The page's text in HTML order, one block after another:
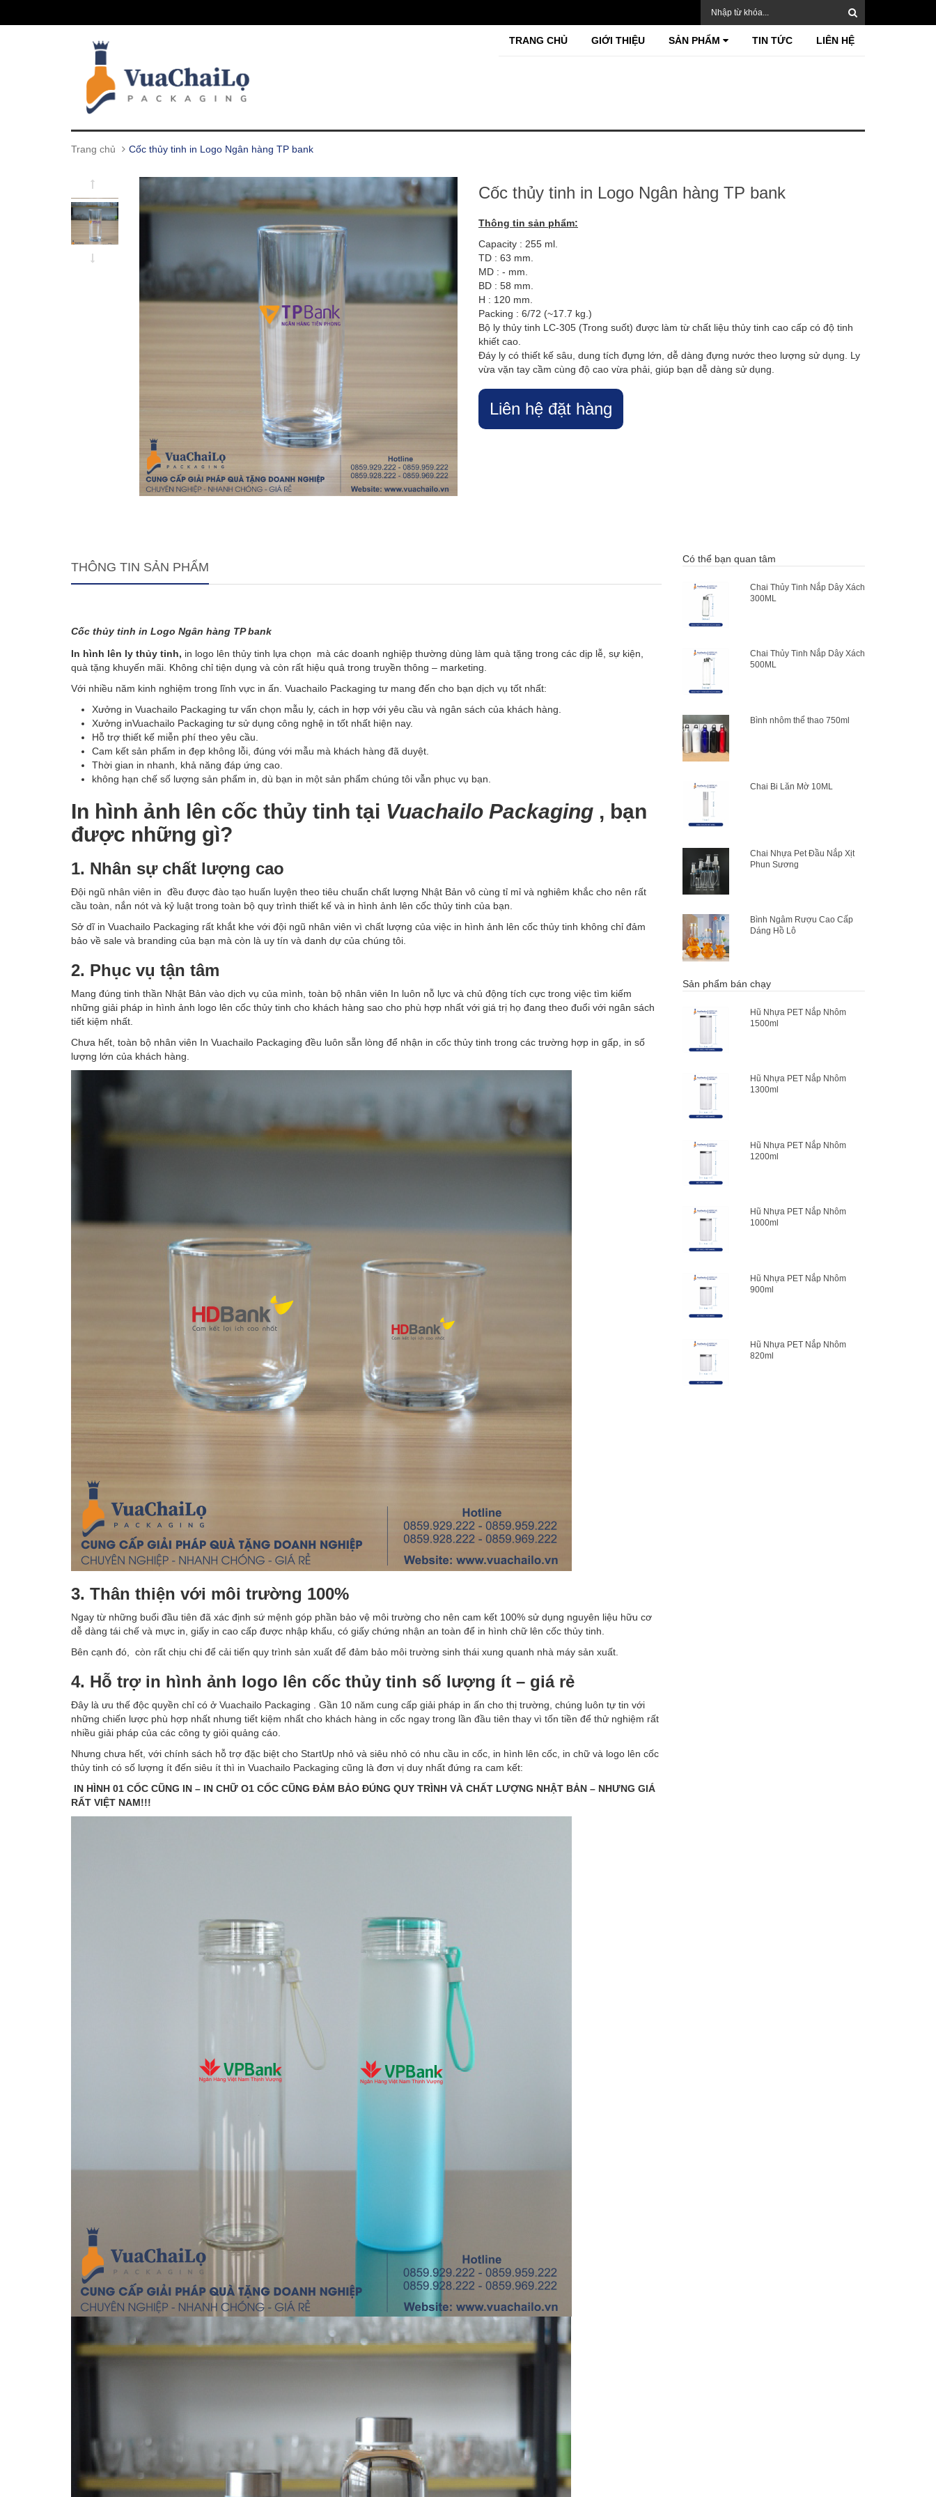
TRANG CHỦ GIỚI THIỆU SẢN PHẨM TIN TỨC LIÊN HỆ
Trang chủ Cốc thủy tinh in Logo Ngân hàng TP bank
Cốc thủy tinh in Logo Ngân hàng TP bank
Thông tin sản phẩm:
Capacity : 255 ml.
TD : 63 mm.
MD : - mm.
BD : 58 mm.
H : 120 mm.
Packing : 6/72 (~17.7 kg.)
Bộ ly thủy tinh LC-305 (Trong suốt) được làm từ chất liệu thủy tinh cao cấp có độ tinh
khiết cao.
Đáy ly có thiết kế sâu, dung tích đựng lớn, dễ dàng đựng nước theo lượng sử dụng. Ly
vừa vặn tay cầm cùng độ cao vừa phải, giúp bạn dễ dàng sử dụng.
Liên hệ đặt hàng
THÔNG TIN SẢN PHẨM
Cốc thủy tinh in Logo Ngân hàng TP bank
In hình lên ly thủy tinh, in logo lên thủy tinh lựa chọn mà các doanh nghiệp thường dùng làm quà tặng trong các dịp lễ, sự kiện,
quà tặng khuyến mãi. Không chỉ tiện dụng và còn rất hiệu quả trong truyền thông – marketing.
Với nhiều năm kinh nghiệm trong lĩnh vực in ấn. Vuachailo Packaging tư mang đến cho bạn dịch vụ tốt nhất:
Xưởng in Vuachailo Packaging tư vấn chọn mẫu ly, cách in hợp với yêu cầu và ngân sách của khách hàng.
Xưởng inVuachailo Packaging tư sử dụng công nghệ in tốt nhất hiện nay.
Hỗ trợ thiết kế miễn phí theo yêu cầu.
Cam kết sản phẩm in đẹp không lỗi, đúng với mẫu mà khách hàng đã duyệt.
Thời gian in nhanh, khả năng đáp ứng cao.
không hạn chế số lượng sản phẩm in, dù bạn in một sản phẩm chúng tôi vẫn phục vụ bạn.
In hình ảnh lên cốc thủy tinh tại Vuachailo Packaging , bạn
được những gì?
1. Nhân sự chất lượng cao
Đội ngũ nhân viên in đều được đào tạo huấn luyện theo tiêu chuẩn chất lượng Nhật Bản vô cùng tỉ mỉ và nghiêm khắc cho nên rất
cầu toàn, nắn nót và kỷ luật trong toàn bộ quy trình thiết kế và in hình ảnh lên cốc thủy tinh của bạn.
Sở dĩ in Vuachailo Packaging rất khắt khe với đội ngũ nhân viên vì chất lượng của việc in hình ảnh lên cốc thủy tinh không chỉ đảm
bảo về sale và branding của bạn mà còn là uy tín và danh dự của chúng tôi.
2. Phục vụ tận tâm
Mang đúng tinh thần Nhật Bản vào dịch vụ của mình, toàn bộ nhân viên In luôn nỗ lực và chủ động tích cực trong việc tìm kiếm
những giải pháp in hình ảnh logo lên cốc thủy tinh cho khách hàng sao cho phù hợp nhất với giá trị họ đang theo đuổi với ngân sách
tiết kiệm nhất.
Chưa hết, toàn bộ nhân viên In Vuachailo Packaging đều luôn sẵn lòng để nhận in cốc thủy tinh trong các trường hợp in gấp, in số
lượng lớn của khách hàng.
3. Thân thiện với môi trường 100%
Ngay từ những buổi đầu tiên đã xác định sứ mệnh góp phần bảo vệ môi trường cho nên cam kết 100% sử dụng nguyên liệu hữu cơ
dễ dàng tái chế và mực in, giấy in cao cấp được nhập khẩu, có giấy chứng nhận an toàn để in hình chữ lên cốc thủy tinh.
Bên cạnh đó, còn rất chịu chi để cải tiến quy trình sản xuất để đảm bảo môi trường sinh thái xung quanh nhà máy sản xuất.
4. Hỗ trợ in hình ảnh logo lên cốc thủy tinh số lượng ít – giá rẻ
Đây là ưu thế độc quyền chỉ có ở Vuachailo Packaging . Gần 10 năm cung cấp giải pháp in ấn cho thị trường, chúng luôn tự tin với
những chiến lược phù hợp nhất nhưng tiết kiệm nhất cho khách hàng in cốc ngay trong lần đầu tiên thay vì tốn tiền để thử nghiệm rất
nhiều giải pháp của các công ty giỏi quảng cáo.
Nhưng chưa hết, với chính sách hỗ trợ đặc biệt cho StartUp nhỏ và siêu nhỏ có nhu cầu in cốc, in hình lên cốc, in chữ và logo lên cốc
thủy tinh có số lượng ít đến siêu ít thì in Vuachailo Packaging cũng là đơn vị duy nhất đứng ra cam kết:
IN HÌNH 01 CỐC CŨNG IN – IN CHỮ O1 CỐC CŨNG ĐẢM BẢO ĐÚNG QUY TRÌNH VÀ CHẤT LƯỢNG NHẬT BẢN – NHƯNG GIÁ
RẤT VIỆT NAM!!!
Có thể bạn quan tâm
Chai Thủy Tinh Nắp Dây Xách
300ML
Chai Thủy Tinh Nắp Dây Xách
500ML
Bình nhôm thể thao 750ml
Chai Bi Lăn Mờ 10ML
Chai Nhựa Pet Đầu Nắp Xịt
Phun Sương
Bình Ngâm Rượu Cao Cấp
Dáng Hồ Lô
Sản phẩm bán chạy
Hũ Nhựa PET Nắp Nhôm
1500ml
Hũ Nhựa PET Nắp Nhôm
1300ml
Hũ Nhựa PET Nắp Nhôm
1200ml
Hũ Nhựa PET Nắp Nhôm
1000ml
Hũ Nhựa PET Nắp Nhôm
900ml
Hũ Nhựa PET Nắp Nhôm
820ml